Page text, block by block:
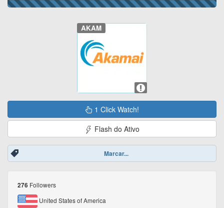
AKAM
1 Click Watch!
Flash do Ativo
Marcar...
276 Followers
United States of America